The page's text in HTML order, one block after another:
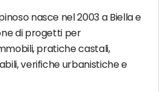
nasce nel 2003 a Biella e
di progetti per
pratiche castali,
verifiche urbanistiche e